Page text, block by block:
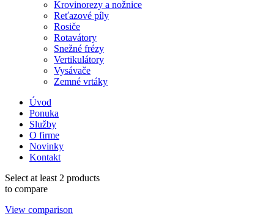
Krovinorezy a nožnice
Reťazové píly
Rosiče
Rotavátory
Snežné frézy
Vertikulátory
Vysávače
Zemné vrtáky
Úvod
Ponuka
Služby
O firme
Novinky
Kontakt
Select at least 2 products
to compare
View comparison